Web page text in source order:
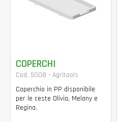
COPERCHI
Cod. 5008 - Agritools
Coperchio in PP disponibile
per le ceste Olivia, Melany e
Regina.